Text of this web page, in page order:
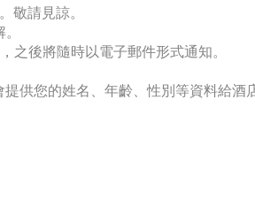
請見諒。
後將隨時以電子郵件形式通知。
供您的姓名、年齡、性別等資料給酒